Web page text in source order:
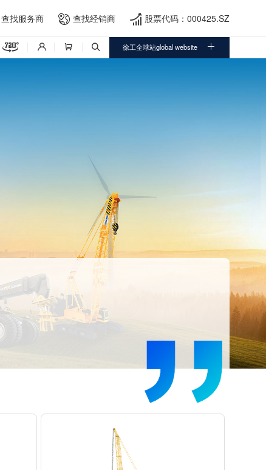
查找服务商  查找经销商  股票代码：000425.SZ
    徐工全球站global website 